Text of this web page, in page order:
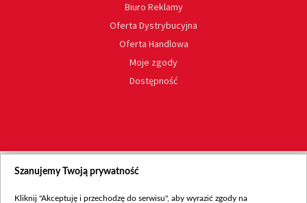
Biuro Reklamy
Oferta Dystrybucyjna
Oferta Handlowa
Moje zgody
Dostępność
Szanujemy Twoją prywatność
Kliknij "Akceptuję i przechodzę do serwisu", aby wyrazić zgody na